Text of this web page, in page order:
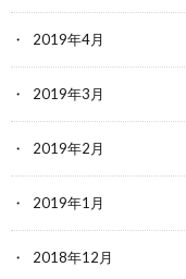
2019年4月
2019年3月
2019年2月
2019年1月
2018年12月